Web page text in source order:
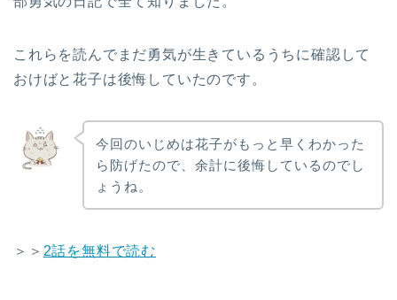
これらを読んでまだ勇気が生きているうちに確認して
おけばと花子は後悔していたのです。
今回のいじめは花子がもっと早くわかった
ら防げたので、余計に後悔しているのでし
ょうね。
＞＞ 2話を無料で読む